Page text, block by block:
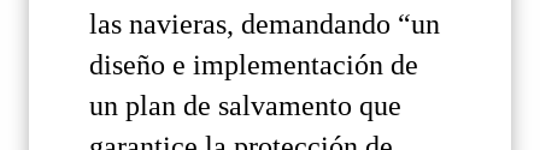
las navieras, demandando “un
diseño e implementación de
un plan de salvamento que